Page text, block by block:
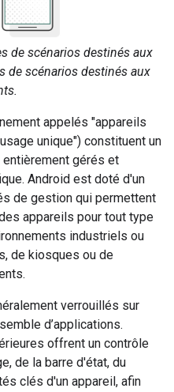
de scénarios destinés aux
de scénarios destinés aux
appelés "appareils
unique") constituent un
gérés et
Android est doté d'un
de gestion qui permettent
appareils pour tout type
industriels ou
de kiosques ou de
verrouillés sur
d’applications.
offrent un contrôle
de la barre d'état, du
clés d'un appareil, afin